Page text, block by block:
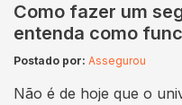
Como fazer um
entenda como
Postado por: Assegurou
Não é de hoje que o